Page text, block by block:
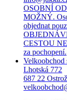
OSOBNÍ
MOŽNÝ.
objednat
CESTOU
za pochopení.
Velkoobchod
Lhotská 772
687 22